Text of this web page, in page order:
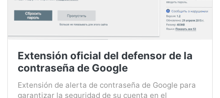
Extensión oficial del defensor de la
contraseña de Google
Extensión de alerta de contraseña de Google para
garantizar la seguridad de su cuenta en el